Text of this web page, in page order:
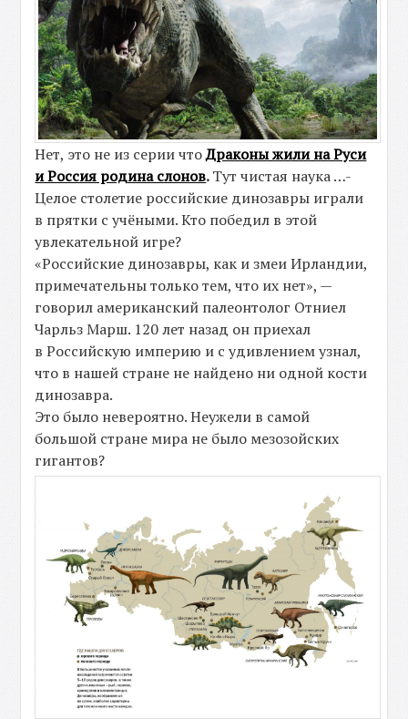
Нет, это не из серии чтоДраконы жили на Руси
и Россия родина слонов.Тут чистая наука …-
Целое столетие российские динозавры играли
в прятки с учёными. Кто победил в этой
увлекательной игре?
«Российские динозавры, как и змеи Ирландии,
примечательны только тем, что их нет», —
говорил американский палеонтолог Отниел
Чарльз Марш. 120 лет назад он приехал
в Российскую империю и с удивлением узнал,
что в нашей стране не найдено ни одной кости
динозавра.
Это было невероятно. Неужели в самой
большой стране мира не было мезозойских
гигантов?